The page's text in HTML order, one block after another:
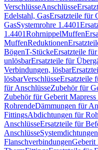
VerschlüsseAnschlüsse
Edelstahl, GasErsatzteile für
GasSystemrohre 1.4401
1.4401RohrnippelMuffen
MuffenReduktionen
BögenT-StückeErsatzteile
unlösbarErsatzteile für
Verbindungen, lösbar
lösbarVerschlüsseErsatzteile
für AnschlüsseZubehör für
Zubehör für Geberit Mapress
RohrendeDämmungen für
FittingsAbdichtungen für
AnschlüsseErsatzteile für
AnschlüsseSystemdichtungen
FlanschverbindungenGeberit